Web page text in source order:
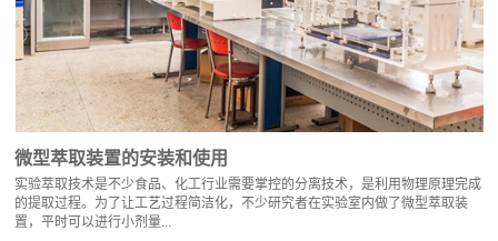
微型萃取装置的安装和使用
实验萃取技术是不少食品、化工行业需要掌控的分离技术，是利用物理原理完成
的提取过程。为了让工艺过程简洁化，不少研究者在实验室内做了微型萃取装
置，平时可以进行小剂量...